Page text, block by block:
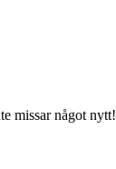
missar något nytt!